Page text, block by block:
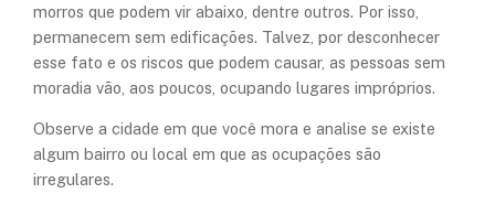
morros que podem vir abaixo, dentre outros. Por isso,
permanecem sem edificações. Talvez, por desconhecer
esse fato e os riscos que podem causar, as pessoas sem
moradia vão, aos poucos, ocupando lugares impróprios.
Observe a cidade em que você mora e analise se existe
algum bairro ou local em que as ocupações são
irregulares.